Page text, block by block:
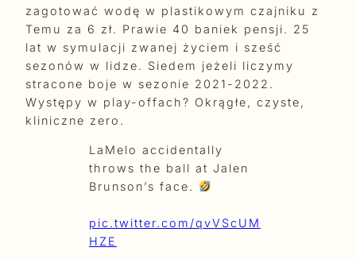
zagotować wodę w plastikowym czajniku z
Temu za 6 zł. Prawie 40 baniek pensji. 25
lat w symulacji zwanej życiem i sześć
sezonów w lidze. Siedem jeżeli liczymy
stracone boje w sezonie 2021-2022.
Występy w play-offach? Okrągłe, czyste,
kliniczne zero.
LaMelo accidentally
throws the ball at Jalen
Brunson’s face.
pic.twitter.com/qvVScUM
HZE